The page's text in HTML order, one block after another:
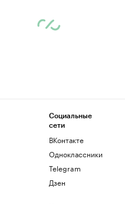
Социальные
сети
ВКонтакте
Одноклассники
Telegram
Дзен